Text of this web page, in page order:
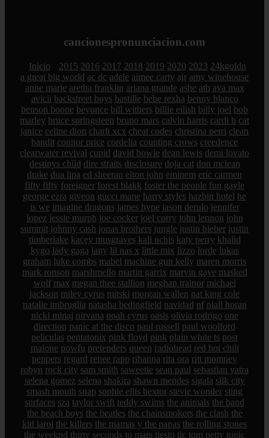
cancionespronunciacion.com
Inicio 2015 2016 2017 2018 2019 2020 2023 24kgoldn
a great big world ac dc adele aimee carty ajr amy winehouse
anne marie aretha franklin ariana grande ashe atb ava max
avicii backstreet boys bastille bebe rexha benny blanco
benson boone beyonce bill withers billie eilish billy joel bob
marley bruce springsteen bruno mars calvin harris cardi b cat
janice celine dion charli xcx cheat codes christina perri clean
bandit connor price cordelia counting crows creedence
clearwater revival cupid david bowie dean lewis demi lovato
destinys child dire straits disclosure doja cat don mclean
drake dua lipa ed sheeran elton john eminem eric carmen
fifty fifty foreigner forest blakk foster the people fun gayle
george ezra giveon gucci mane harry styles hazbin hotel he
is we imagine dragons james hype jason derulo jennifer
lopez jessie murph joe cocker joel corry john lennon john
summit johnny cash jonas brothers jungle justin bieber justin
timberlake kacey musgraves kali uchis katy perry khalid
kygo lady gaga lany lil nas x little mix lizzo lorde lukas
graham luke combs mabel machine gun kelly maren morris
mark ronson marshmello martin garrix marvin gaye masked
wolf max megan thee stallion meghan trainor michael
jackson miley cyrus mitski morgan wallen nat king cole
natalie imbruglia natasha bedingfield navidad nf niall horan
nicki minaj nirvana noah cyrus oasis olivia rodrigo one
direction panic at the disco paul russell paul woolford
peliculas pentatonix pink floyd pink plain white ts post
malone powfu pretenders queen radiohead red hot chili
peppers regard renee rapp rihanna rita ora ritt momney
robyn rock city sam smith saweetie sean paul sebastian yatra
selena gomez selena shakira shawn mendes sigala silk city
smash mouth snap sophie ellis bextor stevie wonder sting
surfaces sza taylor swift teddy swims the animals the band
the beach boys the beatles the chainsmokers the clash the
kid laroi the killers the mamas y the papas the rolling stones
the weeknd thirty seconds to mars tiesto tlc tom petty topic